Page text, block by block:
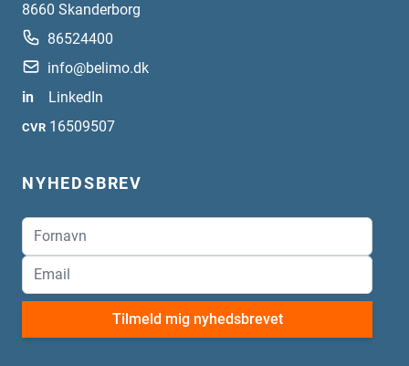
8660 Skanderborg
86524400
info@belimo.dk
in
LinkedIn
CVR 16509507
NYHEDSBREV
Tilmeld mig nyhedsbrevet